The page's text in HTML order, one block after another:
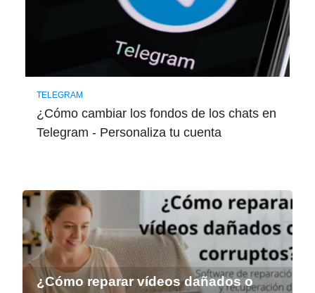
TELEGRAM
¿Cómo cambiar los fondos de los chats en
Telegram - Personaliza tu cuenta
¿Cómo reparar vídeos dañados o